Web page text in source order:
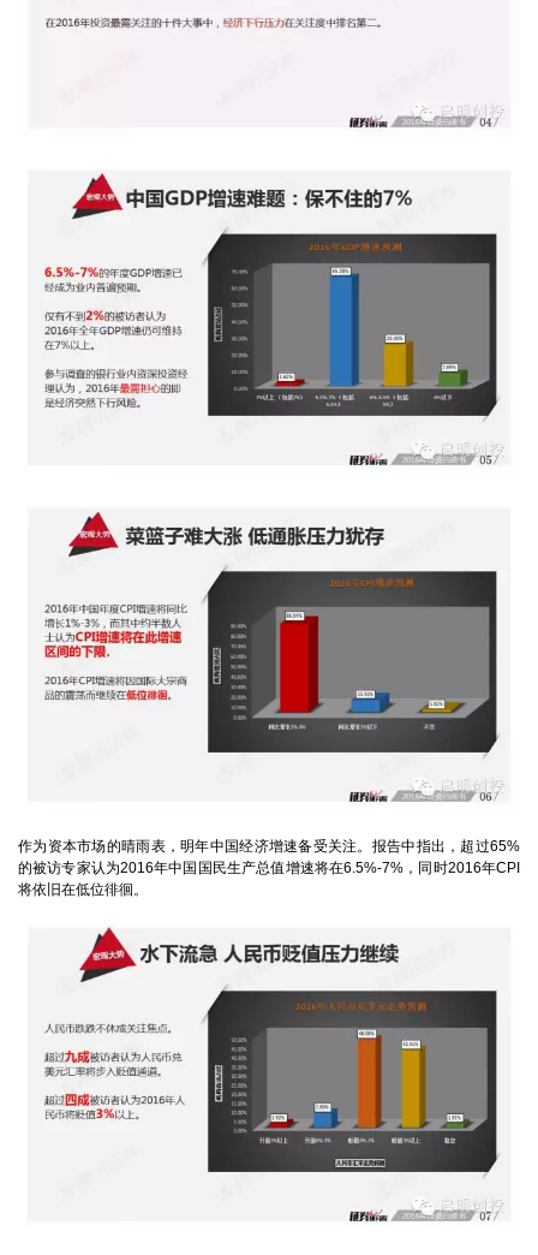
作为资本市场的晴雨表，明年中国经济增速备受关注。报告中指出，超过65%
的被访专家认为2016年中国国民生产总值增速将在6.5%-7%，同时2016年CPI
将依旧在低位徘徊。